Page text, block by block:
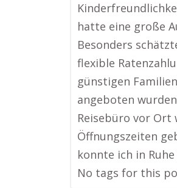
hatte eine große
Besonders
flexible
günstigen
angeboten
Reisebüro vor Ort
Öffnungszeiten
konnte ich in
No tags for this